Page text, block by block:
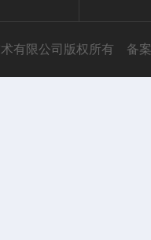
有限公司版权所有 备